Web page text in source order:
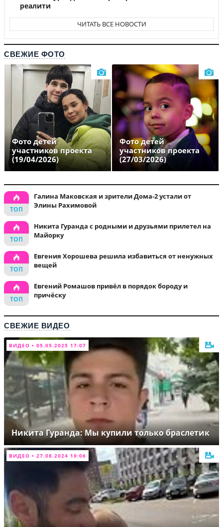
реалити
ЧИТАТЬ ВСЕ НОВОСТИ
СВЕЖИЕ ФОТО
Фото детей
участников проекта
(19/04/2026)
Фото детей
участников проекта
(27/03/2026)
Галина Маковская и зрители Дома-2 устали от
Элины Рахимовой
Никита Гуранда с родными и друзьями прилетел на
Майорку
Евгения Хорошева решила избавиться от ненужных
вещей
Евгений Ромашов привёл в порядок бороду и
причёску
СВЕЖИЕ ВИДЕО
ВИДЕО • 05.05.2025 17:07
Никита Гуранда: Мы купили только браслетик
ВИДЕО • 27.08.2024 19:06